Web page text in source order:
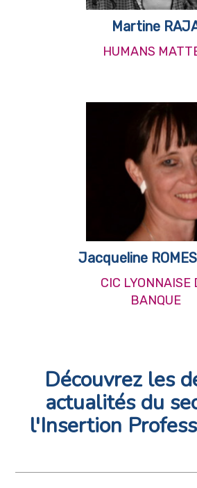
Martine
HUMANS
Jacqueline
CIC LYONNAISE
BANQUE
Découvrez les
actualités du
l'Insertion